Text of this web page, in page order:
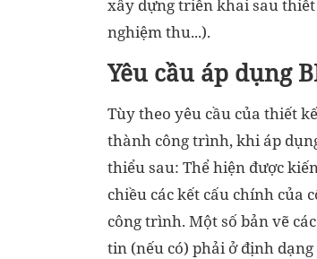
xây dựng triển khai sau
nghiệm thu...).
Yêu cầu áp dụng
Tùy theo yêu cầu của thiết
thành công trình, khi áp
thiểu sau: Thể hiện được
chiều các kết cấu chính của
công trình. Một số bản vẽ
tin (nếu có) phải ở định